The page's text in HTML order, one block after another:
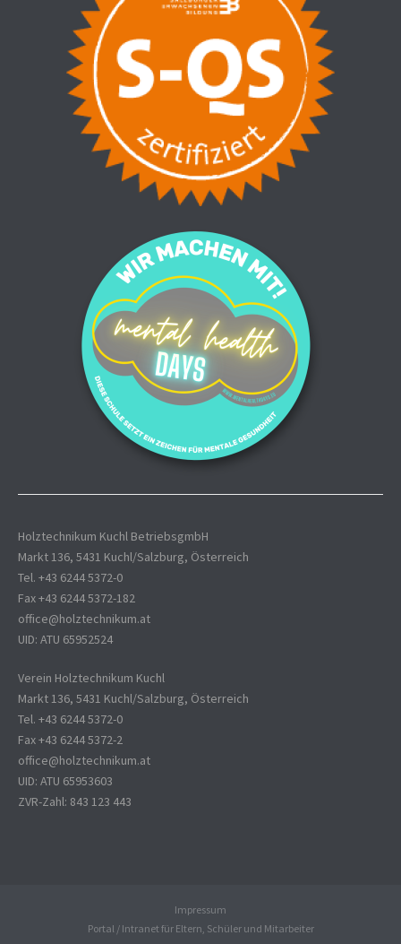
Holztechnikum Kuchl BetriebsgmbH
Markt 136, 5431 Kuchl/Salzburg, Österreich
Tel. +43 6244 5372-0
Fax +43 6244 5372-182
office@holztechnikum.at
UID: ATU 65952524
Verein Holztechnikum Kuchl
Markt 136, 5431 Kuchl/Salzburg, Österreich
Tel. +43 6244 5372-0
Fax +43 6244 5372-2
office@holztechnikum.at
UID: ATU 65953603
ZVR-Zahl: 843 123 443
Impressum
Portal / Intranet für Eltern, Schüler und Mitarbeiter